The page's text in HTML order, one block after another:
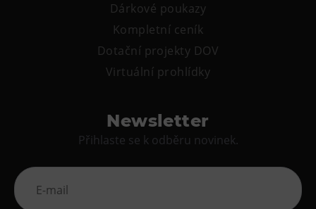
Dárkové poukazy
Kompletní ceník
Dotační projekty DOV
Virtuální prohlídky
Newsletter
Přihlaste se k odběru novinek.